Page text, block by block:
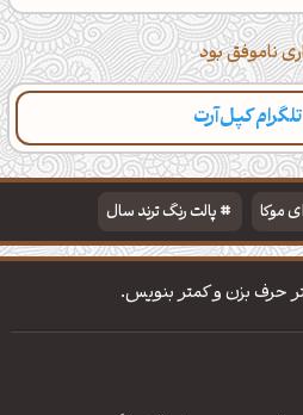
ناموفق بود
کپل‌آرت
تایپوگرافی پالت‌ها
موکا
پالت رنگ ترند سال
تایپوگرافی شعر مولانا
حرف بزن و کمتر بنویس.